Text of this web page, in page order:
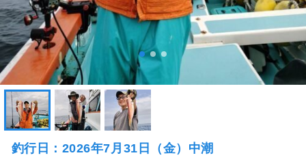
釣行日：2026年7月31日（金）中潮